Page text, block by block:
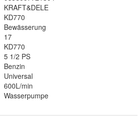
KRAFT&DELE
KD770
Bewässerung
17
KD770
5 1/2 PS
Benzin
Universal
600L/min
Wasserpumpe